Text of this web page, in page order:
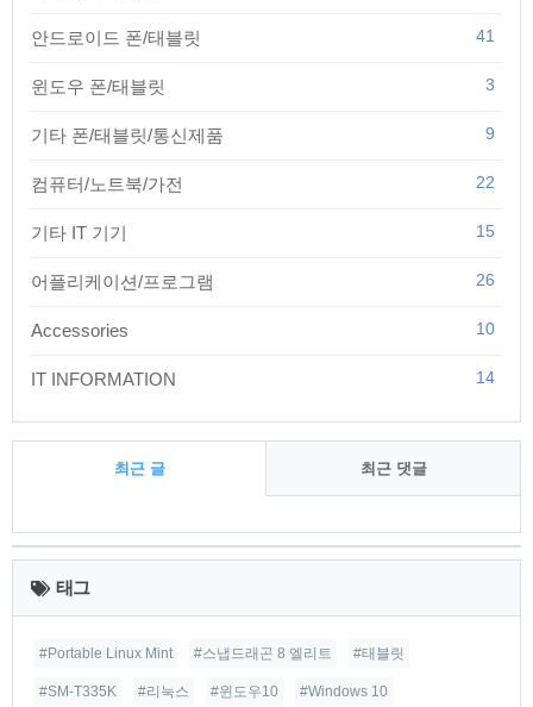
안드로이드 폰/태블릿 41
윈도우 폰/태블릿 3
기타 폰/태블릿/통신제품 9
컴퓨터/노트북/가전 22
기타 IT 기기 15
어플리케이션/프로그램 26
Accessories 10
IT INFORMATION 14
최근 글 최근 댓글
최
근
글 태그
#Portable Linux Mint #스냅드래곤 8 엘리트 #태블릿
#SM-T335K #리눅스 #윈도우10 #Windows 10